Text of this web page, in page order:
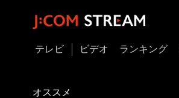
テレビ ビデオ ランキング
オススメ